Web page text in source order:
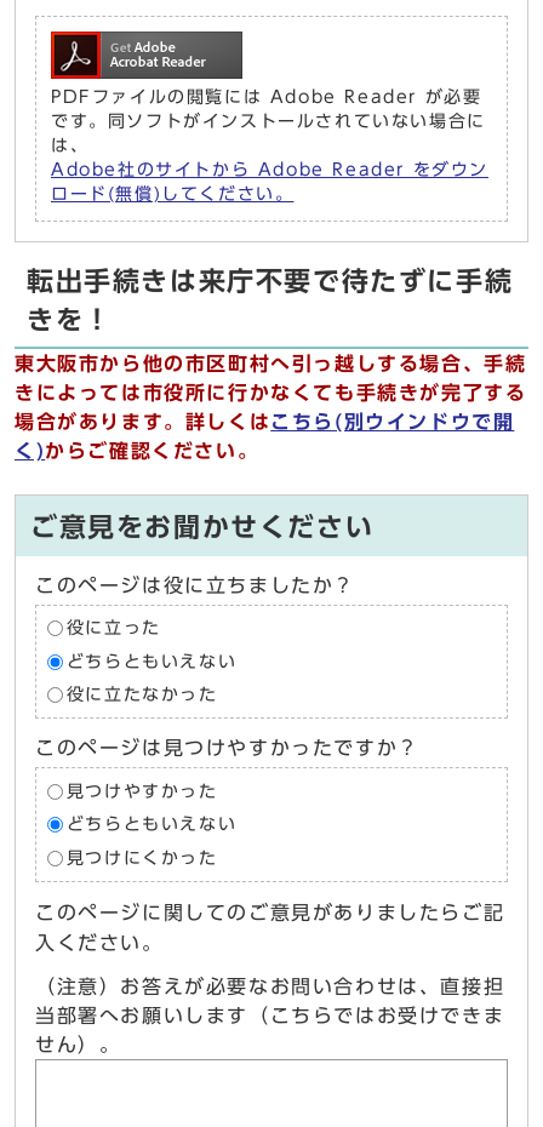
PDFファイルの閲覧には Adobe Reader が必要
です。同ソフトがインストールされていない場合に
は、
Adobe社のサイトから Adobe Reader をダウン
ロード(無償)してください。
転出手続きは来庁不要で待たずに手続
きを！
東大阪市から他の市区町村へ引っ越しする場合、手続
きによっては市役所に行かなくても手続きが完了する
場合があります。詳しくは こちら(別ウインドウで開
く)からご確認ください。
ご意見をお聞かせください
このページは役に立ちましたか？
役に立った
どちらともいえない
役に立たなかった
このページは見つけやすかったですか？
見つけやすかった
どちらともいえない
見つけにくかった
このページに関してのご意見がありましたらご記
入ください。
（注意）お答えが必要なお問い合わせは、直接担
当部署へお願いします（こちらではお受けできま
せん）。